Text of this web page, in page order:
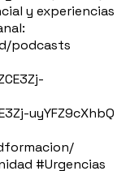
y experiencias
podcasts
uyYFZ9cXhbQ
#Urgencias